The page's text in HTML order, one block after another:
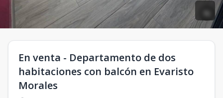
En venta - Departamento de dos
habitaciones con balcón en Evaristo
Morales